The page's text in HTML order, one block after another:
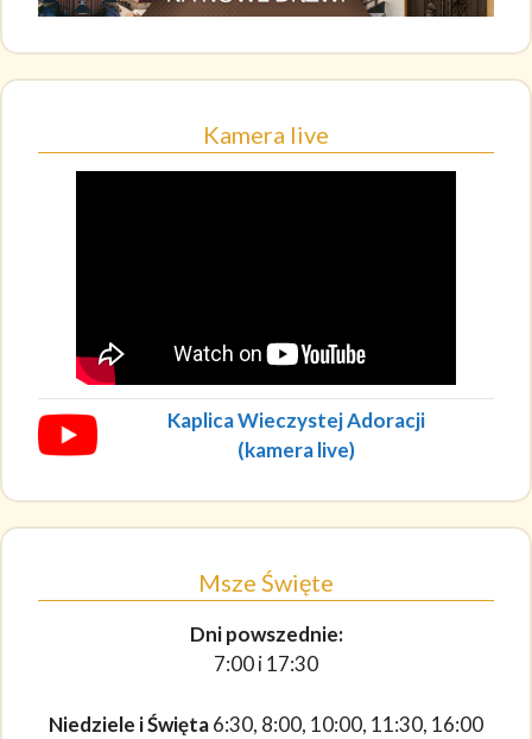
Kamera live
Kaplica Wieczystej Adoracji
(kamera live)
Msze Święte
Dni powszednie:
7:00 i 17:30
Niedziele i Święta6:30, 8:00, 10:00, 11:30, 16:00